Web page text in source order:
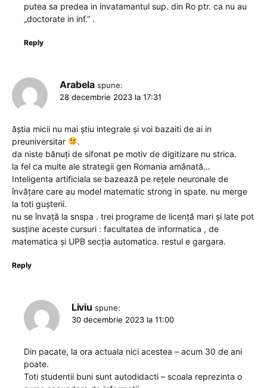
putea sa predea in invatamantul sup. din Ro ptr. ca nu au
„doctorate in inf.” .
Reply
Arabela spune:
28 decembrie 2023 la 17:31
ăștia micii nu mai știu integrale și voi bazaiti de ai in
preuniversitar
.
da niste bănuți de sifonat pe motiv de digitizare nu strica.
la fel ca multe ale strategii gen Romania amânată…
Inteligenta artificiala se bazează pe rețele neuronale de
învățare care au model matematic strong in spate. nu merge
la toti gușterii.
nu se învață la snspa . trei programe de licență mari și late pot
susține aceste cursuri : facultatea de informatica , de
matematica și UPB secția automatica. restul e gargara.
Reply
Liviu spune:
30 decembrie 2023 la 11:00
Din pacate, la ora actuala nici acestea – acum 30 de ani
poate.
Toti studentii buni sunt autodidacti – scoala reprezinta o